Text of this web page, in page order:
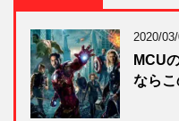
2020/
MCU
なら